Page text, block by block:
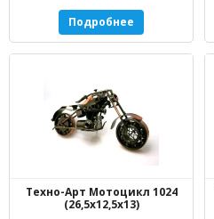
Подробнее
Техно-Арт Мотоцикл 1024
(26,5х12,5х13)